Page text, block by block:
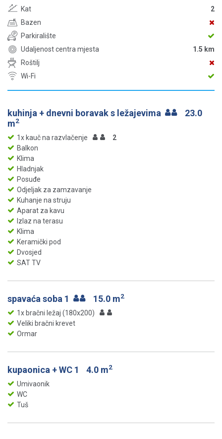
Kat
2
Bazen
Parkiralište
Udaljenost centra mjesta
1.5 km
Roštilj
Wi-Fi
kuhinja + dnevni boravak s ležajevima
23.0
m2
1x kauč na razvlačenje
2
Balkon
Klima
Hladnjak
Posuđe
Odjeljak za zamzavanje
Kuhanje na struju
Aparat za kavu
Izlaz na terasu
Klima
Keramički pod
Dvosjed
SAT TV
spavaća soba 1 15.0 m2
1x bračni ležaj (180x200)
Veliki bračni krevet
Ormar
kupaonica + WC 1 4.0 m2
Umivaonik
WC
Tuš